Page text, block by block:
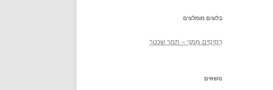
בלוגים מומלצים
רְסִיסִים מִמֶנִי – תמר שכטר
נושאים